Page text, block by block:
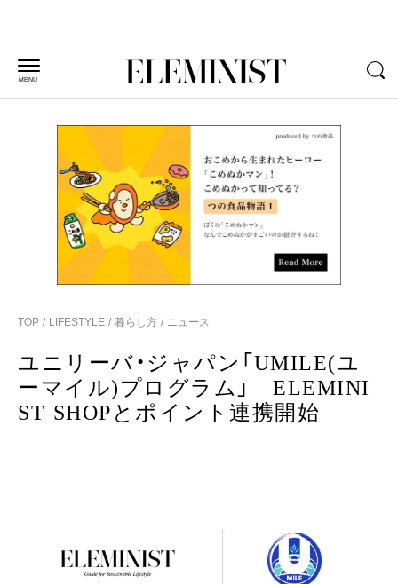
MENU
TOP LIFESTYLE 暮らし方 ニュース
ユニリーバ・ジャパン「UMILE(ユ
ーマイル)プログラム」 ELEMINI
ST SHOPとポイント連携開始